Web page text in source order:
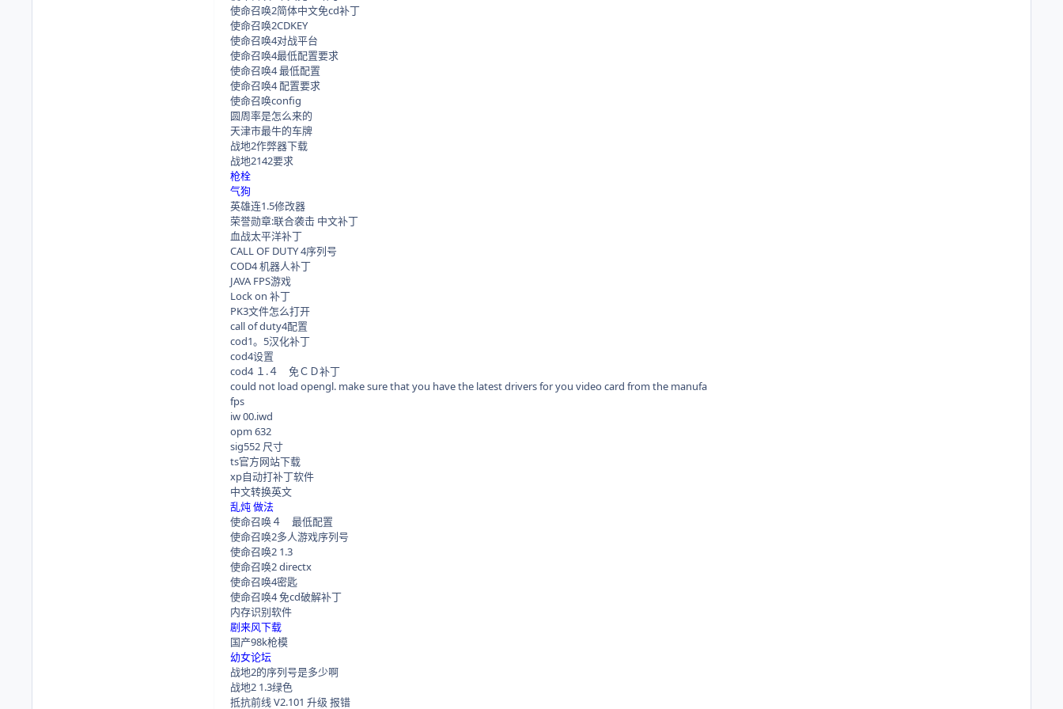
使命召唤2简体中文免cd补丁
使命召唤2CDKEY
使命召唤4对战平台
使命召唤4最低配置要求
使命召唤4 最低配置
使命召唤4 配置要求
使命召唤config
圆周率是怎么来的
天津市最牛的车牌
战地2作弊器下载
战地2142要求
枪栓
气狗
英雄连1.5修改器
荣誉勋章:联合袭击 中文补丁
血战太平洋补丁
CALL OF DUTY 4序列号
COD4 机器人补丁
JAVA FPS游戏
Lock on 补丁
PK3文件怎么打开
call of duty4配置
cod1。5汉化补丁
cod4设置
cod4 １.４ 免ＣＤ补丁
could not load opengl. make sure that you have the latest drivers for you video card from the manufa
fps
iw 00.iwd
opm 632
sig552 尺寸
ts官方网站下载
xp自动打补丁软件
中文转换英文
乱炖 做法
使命召唤４ 最低配置
使命召唤2多人游戏序列号
使命召唤2 1.3
使命召唤2 directx
使命召唤4密匙
使命召唤4 免cd破解补丁
内存识别软件
剧来风下载
国产98k枪模
幼女论坛
战地2的序列号是多少啊
战地2 1.3绿色
抵抗前线 V2.101 升级 报错